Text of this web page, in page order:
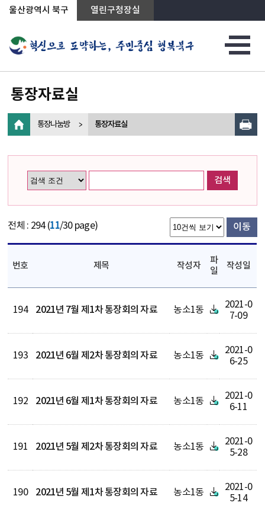
상단메뉴로 바로가기
전체메뉴로 바로가기
왼쪽메뉴로 바로가기
본문으로 바로가기
울산광역시 북구 열린구청장실
통장자료실
통장나눔방 통장자료실
검색
전체 : 294 (11/30 page) 이동
번호 제목 작성자
파
일
작성일
194 2021년 7월 제1차 통장회의 자료 농소1동
2021-0
7-09
193 2021년 6월 제2차 통장회의 자료 농소1동
2021-0
6-25
192 2021년 6월 제1차 통장회의 자료 농소1동
2021-0
6-11
191 2021년 5월 제2차 통장회의 자료 농소1동
2021-0
5-28
190 2021년 5월 제1차 통장회의 자료 농소1동
2021-0
5-14